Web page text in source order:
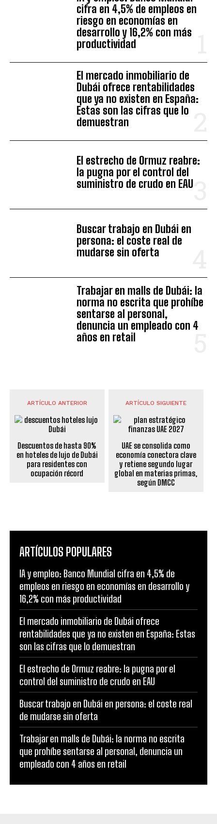
cifra en 4,5% de empleos en
riesgo en economías en
desarrollo y 16,2% con más
productividad
El mercado inmobiliario de
Dubái ofrece rentabilidades
que ya no existen en España:
Estas son las cifras que lo
demuestran
El estrecho de Ormuz reabre:
la pugna por el control del
suministro de crudo en EAU
Buscar trabajo en Dubái en
persona: el coste real de
mudarse sin oferta
Trabajar en malls de Dubái: la
norma no escrita que prohíbe
sentarse al personal,
denuncia un empleado con 4
años en retail
ARTÍCULO ANTERIOR
Descuentos de hasta 90%
en hoteles de lujo de Dubái
para residentes con
ocupación récord
ARTÍCULO SIGUIENTE
UAE se consolida como
economía conectora clave
y retiene segundo lugar
global en materias primas,
según DMCC
ARTÍCULOS POPULARES
IA y empleo: Banco Mundial cifra en 4,5% de
empleos en riesgo en economías en desarrollo y
16,2% con más productividad
El mercado inmobiliario de Dubái ofrece
rentabilidades que ya no existen en España: Estas
son las cifras que lo demuestran
El estrecho de Ormuz reabre: la pugna por el
control del suministro de crudo en EAU
Buscar trabajo en Dubái en persona: el coste real
de mudarse sin oferta
Trabajar en malls de Dubái: la norma no escrita
que prohíbe sentarse al personal, denuncia un
empleado con 4 años en retail